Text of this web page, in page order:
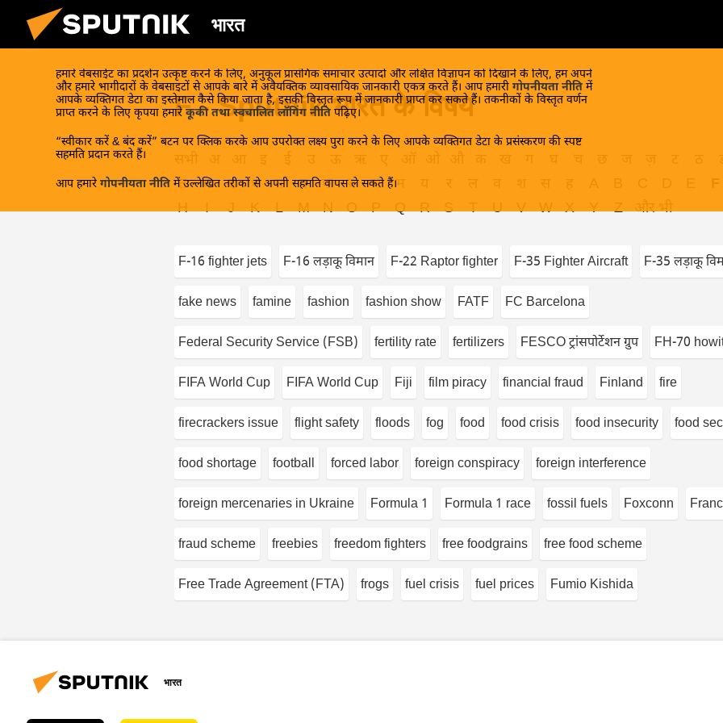
भारत
हमारे वेबसाईट का प्रदर्शन उत्कृष्ट करने के लिए, अनुकूल प्रासंगिक समाचार उत्पादों और लक्षित विज्ञापन को दिखाने के लिए, हम अपने
और हमारे भागीदारों के वेबसाइटों से आपके बारे में अवैयक्तिक व्यावसायिक जानकारी एकत्र करते हैं। आप हमारी गोपनीयता नीति में
आपके व्यक्तिगत डेटा का इस्तेमाल कैसे किया जाता है, इसकी विस्तृत रूप में जानकारी प्राप्त कर सकते हैं। तकनीकों के विस्तृत वर्णन
प्राप्त करने के लिए कृपया हमारेकूकी तथा स्वचालित लॉगिंग नीति पढ़िए।
“स्वीकार करें & बंद करें” बटन पर क्लिक करके आप उपरोक्त लक्ष्य पुरा करने के लिए आपके व्यक्तिगत डेटा के प्रसंस्करण की स्पष्ट
सहमति प्रदान करते हैं।
आप हमारे गोपनीयता नीति में उल्लेखित तरीकों से अपनी सहमति वापस ले सकते हैं।
F - Sputnik भारत के विषय
त
थ द ध न प फ ब भ म
H
I J K L M N O P Q R S T U V W X Y Z और भी
F-16 fighter jets F-16 लड़ाकू विमान F-22 Raptor fighter F-35 Fighter Aircraft F-35 लड़ाकू
fake news famine fashion fashion show FATF FC Barcelona
Federal Security Service (FSB) fertility rate fertilizers FESCO ट्रांसपोर्टेशन ग्रुप FH-70
FIFA World Cup FIFA World Cup Fiji film piracy financial fraud Finland fire
firecrackers issue flight safety floods fog food food crisis food insecurity food
food shortage football forced labor foreign conspiracy foreign interference
foreign mercenaries in Ukraine Formula 1 Formula 1 race fossil fuels Foxconn
fraud scheme freebies freedom fighters free foodgrains free food scheme
Free Trade Agreement (FTA) frogs fuel crisis fuel prices Fumio Kishida
भारत